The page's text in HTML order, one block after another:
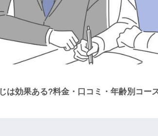
は効果ある?料金・口コミ・年齢別コー